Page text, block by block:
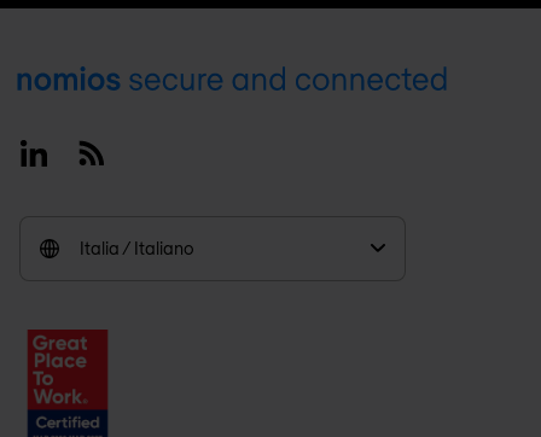
Footer
LinkedinRSS
Italia / Italiano